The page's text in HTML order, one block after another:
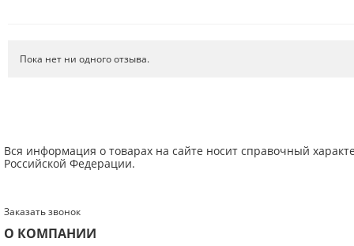
Пока нет ни одного отзыва.
Вся информация о товарах на сайте носит справочный
Российской Федерации.
Заказать звонок
О КОМПАНИИ